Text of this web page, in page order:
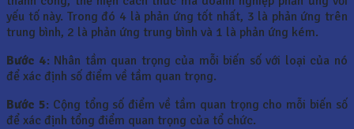
yếu tố này. Trong đó 4 là phản ứng tốt nhất, 3 là phản ứng trên
trung bình, 2 là phản ứng trung bình và 1 là phản ứng kém.
Bước 4: Nhân tầm quan trọng của mỗi biến số với loại của nó
để xác định số điểm về tầm quan trọng.
Bước 5: Cộng tổng số điểm về tầm quan trọng cho mỗi biến số
để xác định tổng điểm quan trọng của tổ chức.